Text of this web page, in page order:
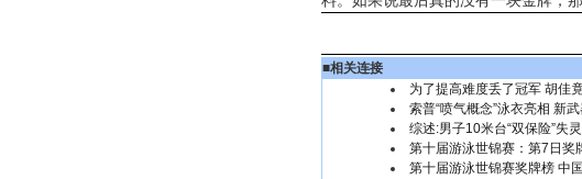
■相关连接
为了提高难度丢了冠军 胡佳
索普“喷气概念”泳衣亮相 新武
综述:男子10米台“双保险”失
第十届游泳世锦赛：第7日奖
第十届游泳世锦赛奖牌榜 中